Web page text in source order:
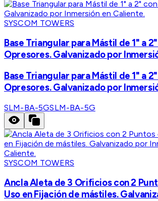
SYSCOM TOWERS
Base Triangular para Mástil de 1" a
Opresores. Galvanizado por
Base Triangular para Mástil de 1" a
Opresores. Galvanizado por
SLM-BA-5GSLM-BA-5G
SYSCOM TOWERS
Ancla Aleta de 3 Orificios con 2
Uso en Fijación de mástiles.